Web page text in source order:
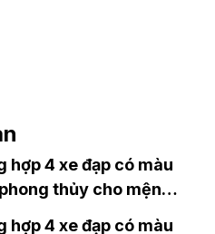
hợp 4 xe đạp có màu
thủy cho mệnh
hợp 4 xe đạp có màu